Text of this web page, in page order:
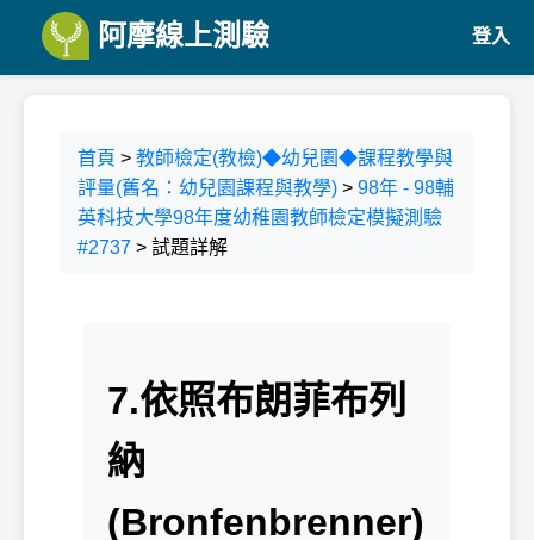
阿摩線上測驗 登入
首頁 > 教師檢定(教檢)◆幼兒園◆課程教學與
評量(舊名：幼兒園課程與教學) > 98年 - 98輔
英科技大學98年度幼稚園教師檢定模擬測驗
#2737 > 試題詳解
7.依照布朗菲布列
納
(Bronfenbrenner)